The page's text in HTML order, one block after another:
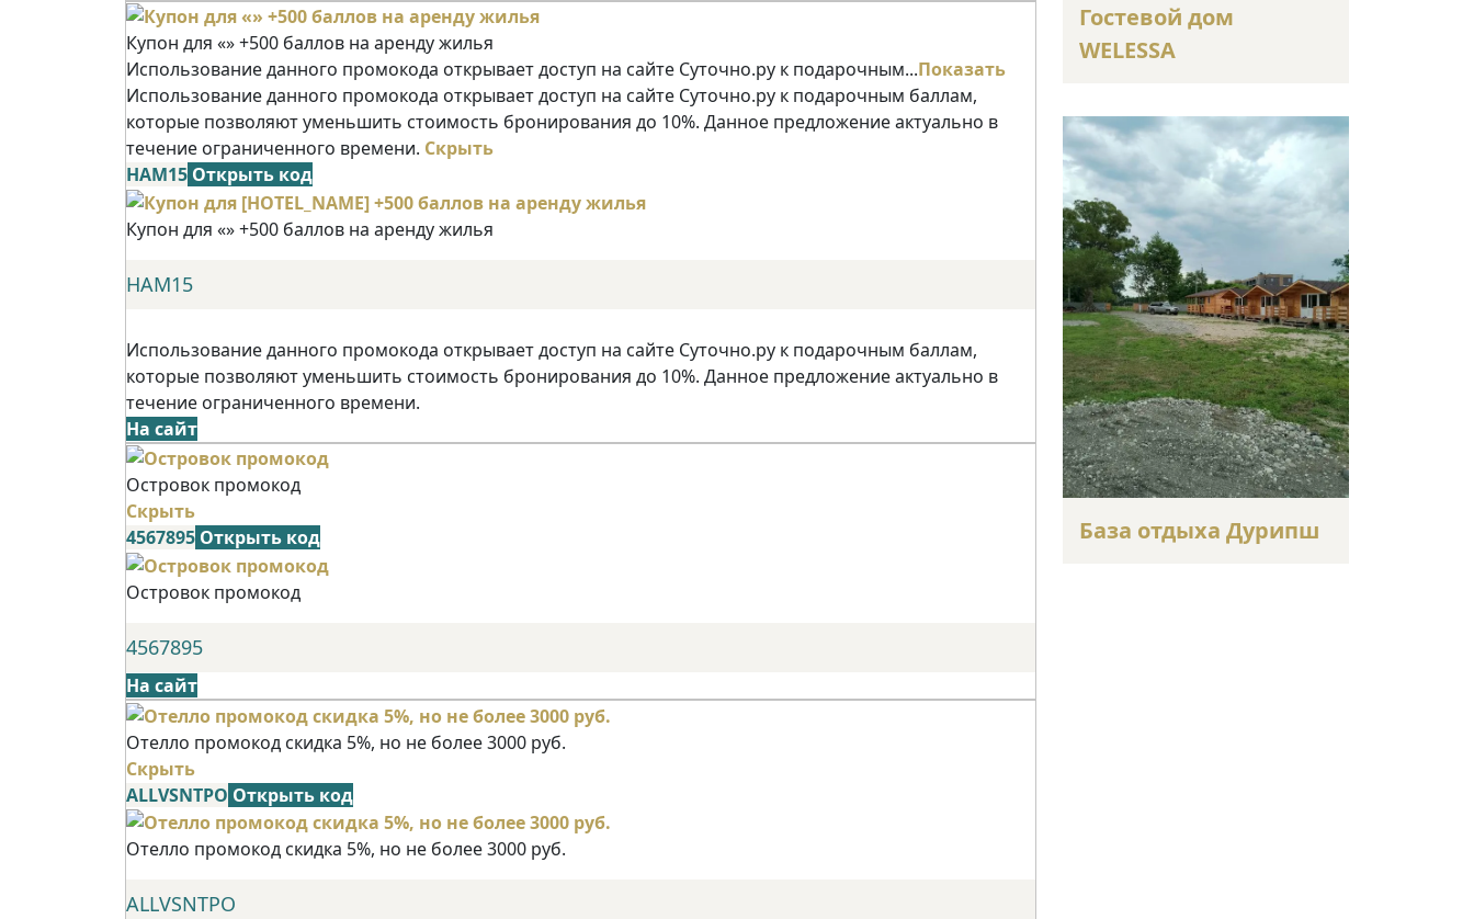
Купон для «» +500 баллов на аренду жилья
Использование данного промокода открывает доступ на сайте Суточно.ру к подарочным...Показать
Использование данного промокода открывает доступ на сайте Суточно.ру к подарочным баллам,
которые позволяют уменьшить стоимость бронирования до 10%. Данное предложение актуально в
течение ограниченного времени. Скрыть
НАМ15 Открыть код
Купон для «» +500 баллов на аренду жилья
НАМ15
Использование данного промокода открывает доступ на сайте Суточно.ру к подарочным баллам,
которые позволяют уменьшить стоимость бронирования до 10%. Данное предложение актуально в
течение ограниченного времени.
На сайт
Островок промокод
Скрыть
4567895 Открыть код
Островок промокод
4567895
На сайт
Отелло промокод скидка 5%, но не более 3000 руб.
Скрыть
ALLVSNTPO Открыть код
Отелло промокод скидка 5%, но не более 3000 руб.
ALLVSNTPO
Гостевой дом
WELESSA
База отдыха Дурипш